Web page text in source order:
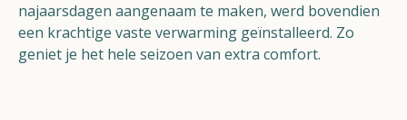
najaarsdagen aangenaam te maken, werd bovendien
een krachtige vaste verwarming geïnstalleerd. Zo
geniet je het hele seizoen van extra comfort.